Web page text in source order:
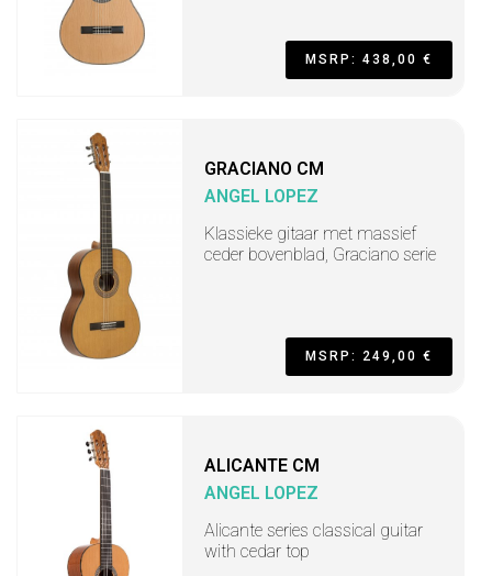
MSRP: 438,00 €
GRACIANO CM
ANGEL LOPEZ
Klassieke gitaar met massief
ceder bovenblad, Graciano serie
MSRP: 249,00 €
ALICANTE CM
ANGEL LOPEZ
Alicante series classical guitar
with cedar top